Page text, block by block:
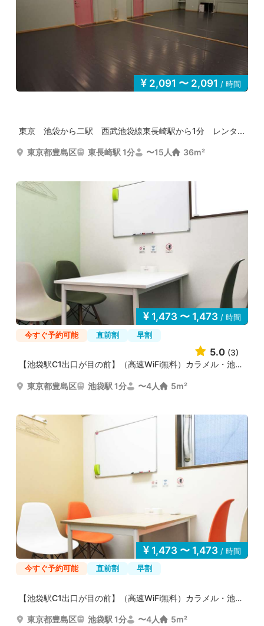
2,091 〜 2,091 / 時間
東京 池袋から二駅 西武池袋線東長崎駅から1分 レンタ...
東京都豊島区 東長崎駅 1分 〜15人 36m²
1,473 〜 1,473 / 時間
今すぐ予約可能
直前割 早割
5.0 (3)
【池袋駅C1出口が目の前】（高速WiFi無料）カラメル・池袋...
東京都豊島区 池袋駅 1分 〜4人 5m²
1,473 〜 1,473 / 時間
今すぐ予約可能
直前割 早割
【池袋駅C1出口が目の前】（高速WiFi無料）カラメル・池袋...
東京都豊島区 池袋駅 1分 〜4人 5m²